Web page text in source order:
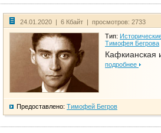
24.01.2020 | 6 Кбайт | просмотров: 2733
Тип:
Тимофея Бегрова
Кафкианская
подробнее
Предоставлено: Тимофей Бегров